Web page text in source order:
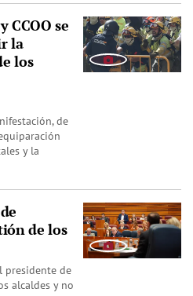
CCOO se
la
los
de
y la
de los
presidente de
alcaldes y no